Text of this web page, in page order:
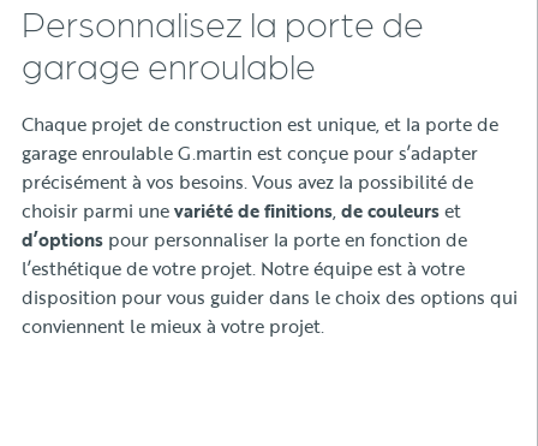
Personnalisez la porte de
garage enroulable
Chaque projet de construction est unique, et la porte de
garage enroulable G.martin est conçue pour s’adapter
précisément à vos besoins. Vous avez la possibilité de
choisir parmi unevariété de finitions,de couleurset
d’optionspour personnaliser la porte en fonction de
l’esthétique de votre projet. Notre équipe est à votre
disposition pour vous guider dans le choix des options qui
conviennent le mieux à votre projet.